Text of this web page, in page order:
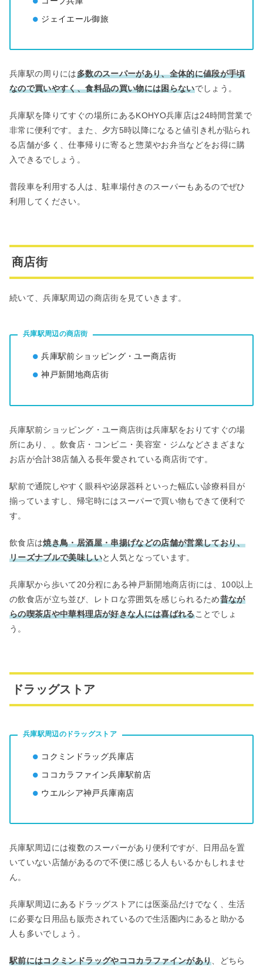
ジェイエール御旅
兵庫駅の周りには多数のスーパーがあり、全体的に値段が手頃
なので買いやすく、食料品の買い物には困らないでしょう。
兵庫駅を降りてすぐの場所にあるKOHYO兵庫店は24時間営業で
非常に便利です。また、夕方5時以降になると値引き札が貼られ
る店舗が多く、仕事帰りに寄ると惣菜やお弁当などをお得に購
入できるでしょう。
普段車を利用する人は、駐車場付きのスーパーもあるのでぜひ
利用してください。
商店街
続いて、兵庫駅周辺の商店街を見ていきます。
兵庫駅周辺の商店街
兵庫駅前ショッピング・ユー商店街
神戸新開地商店街
兵庫駅前ショッピング・ユー商店街は兵庫駅をおりてすぐの場
所にあり、。飲食店・コンビニ・美容室・ジムなどさまざまな
お店が合計38店舗入る長年愛されている商店街です。
駅前で通院しやすく眼科や泌尿器科といった幅広い診療科目が
揃っていますし、帰宅時にはスーパーで買い物もできて便利で
す。
飲食店は焼き鳥・居酒屋・串揚げなどの店舗が営業しており、
リーズナブルで美味しいと人気となっています。
兵庫駅から歩いて20分程にある神戸新開地商店街には、100以上
の飲食店が立ち並び、レトロな雰囲気を感じられるため昔なが
らの喫茶店や中華料理店が好きな人には喜ばれることでしょ
う。
ドラッグストア
兵庫駅周辺のドラッグストア
コクミンドラッグ兵庫店
ココカラファイン兵庫駅前店
ウエルシア神戸兵庫南店
兵庫駅周辺には複数のスーパーがあり便利ですが、日用品を置
いていない店舗があるので不便に感じる人もいるかもしれませ
ん。
兵庫駅周辺にあるドラッグストアには医薬品だけでなく、生活
に必要な日用品も販売されているので生活圏内にあると助かる
人も多いでしょう。
駅前にはコクミンドラッグやココカラファインがあり 、どちら